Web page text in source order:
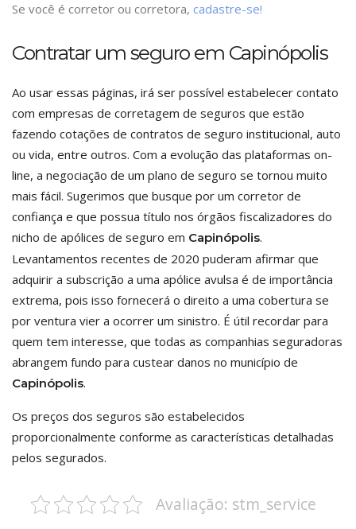
Se você é corretor ou corretora, cadastre-se!
Contratar um seguro em Capinópolis
Ao usar essas páginas, irá ser possível estabelecer contato
com empresas de corretagem de seguros que estão
fazendo cotações de contratos de seguro institucional, auto
ou vida, entre outros. Com a evolução das plataformas on-
line, a negociação de um plano de seguro se tornou muito
mais fácil. Sugerimos que busque por um corretor de
confiança e que possua título nos órgãos fiscalizadores do
nicho de apólices de seguro em Capinópolis.
Levantamentos recentes de 2020 puderam afirmar que
adquirir a subscrição a uma apólice avulsa é de importância
extrema, pois isso fornecerá o direito a uma cobertura se
por ventura vier a ocorrer um sinistro. É útil recordar para
quem tem interesse, que todas as companhias seguradoras
abrangem fundo para custear danos no município de
Capinópolis.
Os preços dos seguros são estabelecidos
proporcionalmente conforme as características detalhadas
pelos segurados.
Avaliação: stm_service